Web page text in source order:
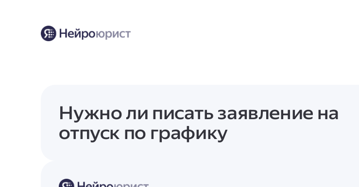
Нужно ли писать заявление на
отпуск по графику